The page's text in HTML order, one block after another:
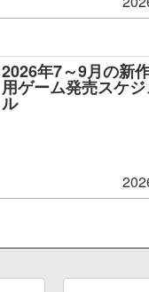
2026年7～9月の新
用ゲーム発売スケ
ル